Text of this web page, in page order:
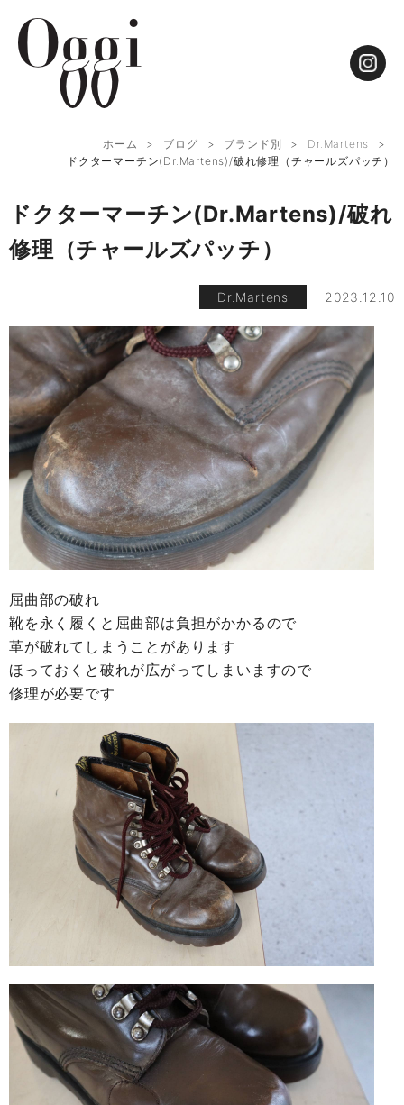
ホーム ブログ ブランド別
Dr.Martens
ドクターマーチン(Dr.Martens)/破れ修理（チャールズパッチ）
ドクターマーチン(Dr.Martens)/破れ
修理（チャールズパッチ）
Dr.Martens 2023.12.10
屈曲部の破れ
靴を永く履くと屈曲部は負担がかかるので
革が破れてしまうことがあります
ほっておくと破れが広がってしまいますので
修理が必要です